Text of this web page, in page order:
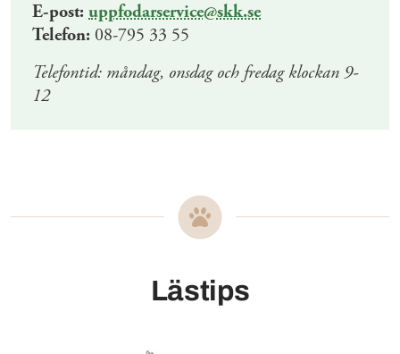
E-post: uppfodarservice@skk.se
Telefon: 08-795 33 55
Telefontid: måndag, onsdag och fredag klockan 9-
12
Lästips